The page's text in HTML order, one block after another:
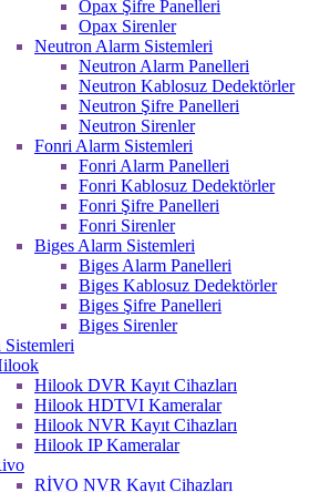
Opax Şifre Panelleri
Opax Sirenler
Neutron Alarm Sistemleri
Neutron Alarm Panelleri
Neutron Kablosuz Dedektörler
Neutron Şifre Panelleri
Neutron Sirenler
Fonri Alarm Sistemleri
Fonri Alarm Panelleri
Fonri Kablosuz Dedektörler
Fonri Şifre Panelleri
Fonri Sirenler
Biges Alarm Sistemleri
Biges Alarm Panelleri
Biges Kablosuz Dedektörler
Biges Şifre Panelleri
Biges Sirenler
Sistemleri
Hilook DVR Kayıt Cihazları
Hilook HDTVI Kameralar
Hilook NVR Kayıt Cihazları
Hilook IP Kameralar
RİVO NVR Kayıt Cihazları